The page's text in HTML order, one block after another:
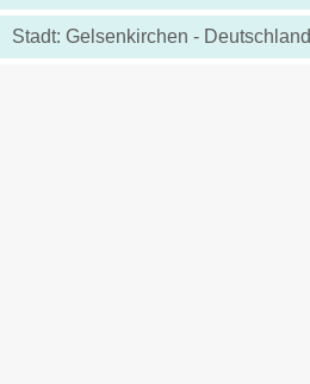
Stadt: Gelsenkirchen - Deutschland